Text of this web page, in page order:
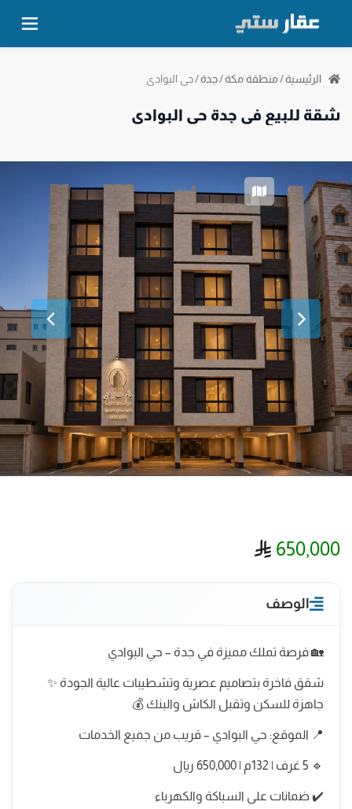
الرئيسية/منطقة مكة/جدة/حي البوادي
شقة للبيع في جدة حي البوادي
650,000
الوصف
🏡 فرصة تملك مميزة في جدة – حي البوادي
شقق فاخرة بتصاميم عصرية وتشطيبات عالية الجودة ✨
جاهزة للسكن وتقبل الكاش والبنك 💰
📍 الموقع: حي البوادي – قريب من جميع الخدمات
🔹 5 غرف | 132م | 650,000 ريال
✔️ ضمانات على السباكة والكهرباء